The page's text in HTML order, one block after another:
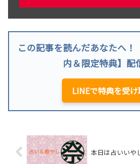
この記事を読んだあなたへ！
内＆限定特典】配
LINEで特典を受
本日は占いいや